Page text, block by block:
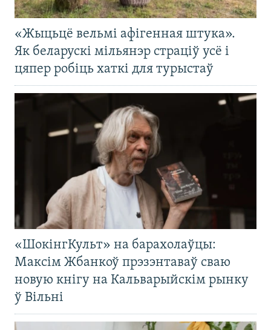
«Жыцьцё вельмі афігенная штука».
Як беларускі мільянэр страціў усё і
цяпер робіць хаткі для турыстаў
«ШокінгКульт» на барахолаўцы:
Максім Жбанкоў прэзэнтаваў сваю
новую кнігу на Кальварыйскім рынку
ў Вільні